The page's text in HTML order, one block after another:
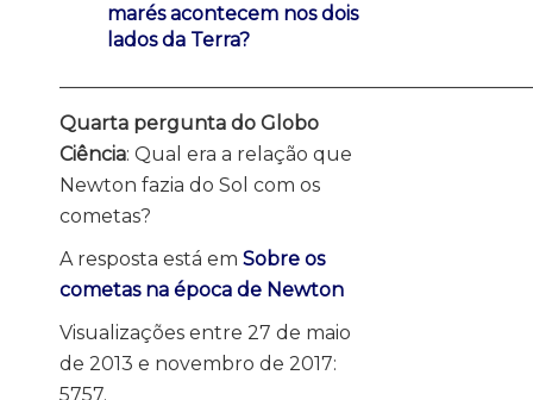
marés acontecem nos dois
lados da Terra?
Quarta pergunta do Globo
Ciência: Qual era a relação que
Newton fazia do Sol com os
cometas?
A resposta está em Sobre os
cometas na época de Newton
Visualizações entre 27 de maio
de 2013 e novembro de 2017:
5757.